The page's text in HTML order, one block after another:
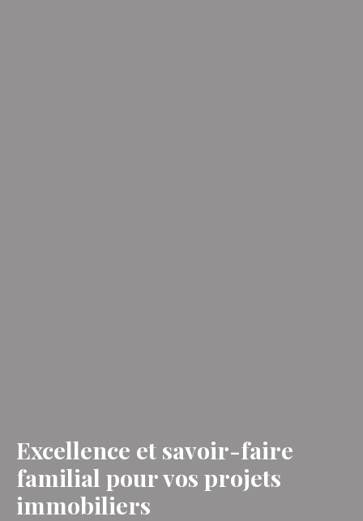
Excellence et savoir-faire
familial pour vos projets
immobiliers